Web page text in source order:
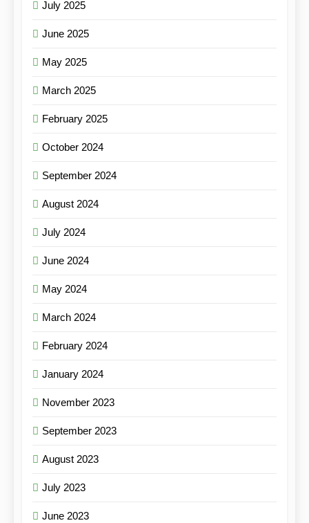
July 2025
June 2025
May 2025
March 2025
February 2025
October 2024
September 2024
August 2024
July 2024
June 2024
May 2024
March 2024
February 2024
January 2024
November 2023
September 2023
August 2023
July 2023
June 2023